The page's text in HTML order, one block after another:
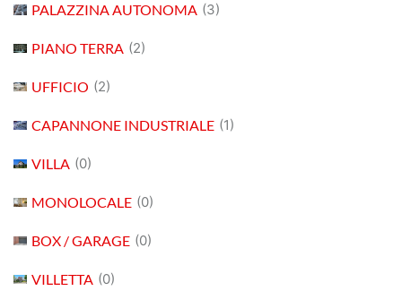
PALAZZINA AUTONOMA (3)
PIANO TERRA (2)
UFFICIO (2)
CAPANNONE INDUSTRIALE (1)
VILLA (0)
MONOLOCALE (0)
BOX / GARAGE (0)
VILLETTA (0)